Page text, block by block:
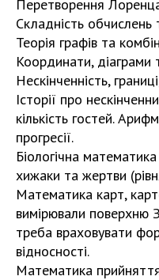
Перетворення
Складність
Теорія графів та
Координати, діаграми
Нескінченність,
Історії про
кількість гостей.
прогресії.
Біологічна
хижаки та жертви
Математика карт,
вимірювали поверхню
треба враховувати
відносності.
Математика